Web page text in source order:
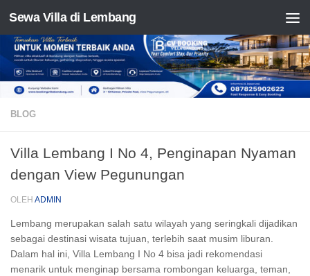
Skip to content
Sewa Villa di Lembang
BLOG
Villa Lembang I No 4, Penginapan Nyaman
dengan View Pegunungan
OLEH ADMIN
Lembang merupakan salah satu wilayah yang seringkali dijadikan
sebagai destinasi wisata tujuan, terlebih saat musim liburan.
Dalam hal ini, Villa Lembang I No 4 bisa jadi rekomendasi
menarik untuk menginap bersama rombongan keluarga, teman,